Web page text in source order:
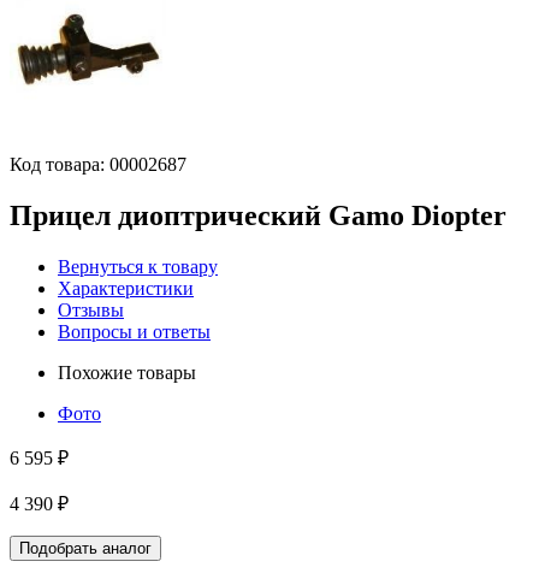
Код товара: 00002687
Прицел диоптрический Gamo Diopter
Вернуться к товару
Характеристики
Отзывы
Вопросы и ответы
Похожие товары
Фото
6 595 ₽
4 390 ₽
Подобрать аналог